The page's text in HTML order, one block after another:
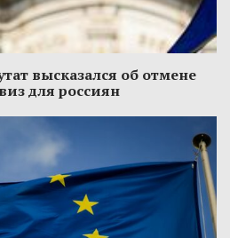
высказался об отмене
для россиян